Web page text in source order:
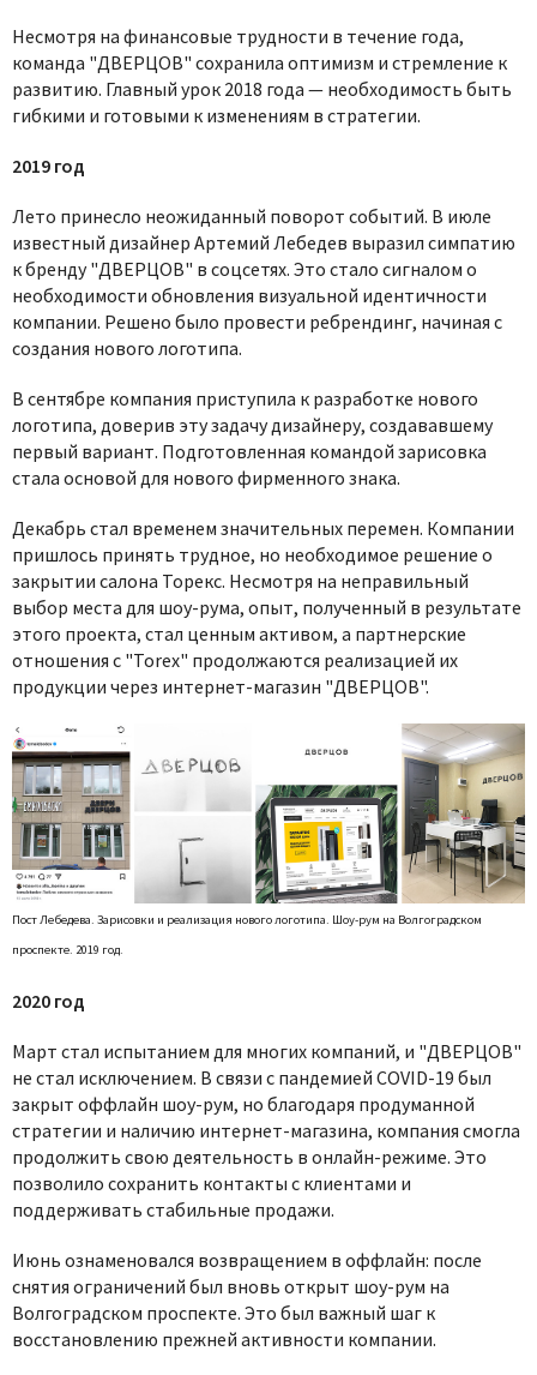
Несмотря на финансовые трудности в течение года,
команда "ДВЕРЦОВ" сохранила оптимизм и стремление к
развитию. Главный урок 2018 года — необходимость быть
гибкими и готовыми к изменениям в стратегии.
2019 год
Лето принесло неожиданный поворот событий. В июле
известный дизайнер Артемий Лебедев выразил симпатию
к бренду "ДВЕРЦОВ" в соцсетях. Это стало сигналом о
необходимости обновления визуальной идентичности
компании. Решено было провести ребрендинг, начиная с
создания нового логотипа.
В сентябре компания приступила к разработке нового
логотипа, доверив эту задачу дизайнеру, создававшему
первый вариант. Подготовленная командой зарисовка
стала основой для нового фирменного знака.
Декабрь стал временем значительных перемен. Компании
пришлось принять трудное, но необходимое решение о
закрытии салона Торекс. Несмотря на неправильный
выбор места для шоу-рума, опыт, полученный в результате
этого проекта, стал ценным активом, а партнерские
отношения с "Torex" продолжаются реализацией их
продукции через интернет-магазин "ДВЕРЦОВ".
Пост Лебедева. Зарисовки и реализация нового логотипа. Шоу-рум на Волгоградском
проспекте. 2019 год.
2020 год
Март стал испытанием для многих компаний, и "ДВЕРЦОВ"
не стал исключением. В связи с пандемией COVID-19 был
закрыт оффлайн шоу-рум, но благодаря продуманной
стратегии и наличию интернет-магазина, компания смогла
продолжить свою деятельность в онлайн-режиме. Это
позволило сохранить контакты с клиентами и
поддерживать стабильные продажи.
Июнь ознаменовался возвращением в оффлайн: после
снятия ограничений был вновь открыт шоу-рум на
Волгоградском проспекте. Это был важный шаг к
восстановлению прежней активности компании.